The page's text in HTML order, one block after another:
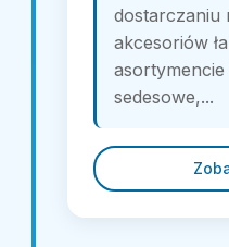
dostarczaniu
akcesoriów
sedesowe,...